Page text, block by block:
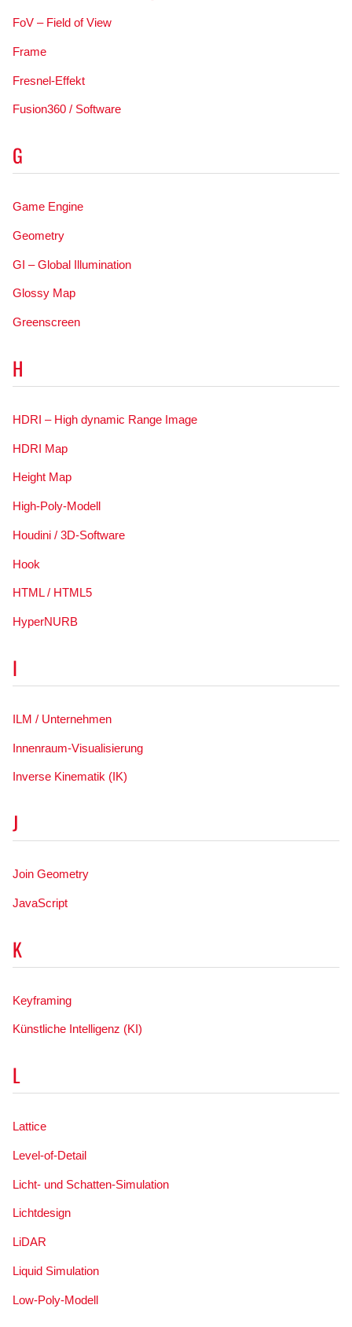
FoV – Field of View
Frame
Fresnel-Effekt
Fusion360 / Software
G
Game Engine
Geometry
GI – Global Illumination
Glossy Map
Greenscreen
H
HDRI – High dynamic Range Image
HDRI Map
Height Map
High-Poly-Modell
Houdini / 3D-Software
Hook
HTML / HTML5
HyperNURB
I
ILM / Unternehmen
Innenraum-Visualisierung
Inverse Kinematik (IK)
J
Join Geometry
JavaScript
K
Keyframing
Künstliche Intelligenz (KI)
L
Lattice
Level-of-Detail
Licht- und Schatten-Simulation
Lichtdesign
LiDAR
Liquid Simulation
Low-Poly-Modell